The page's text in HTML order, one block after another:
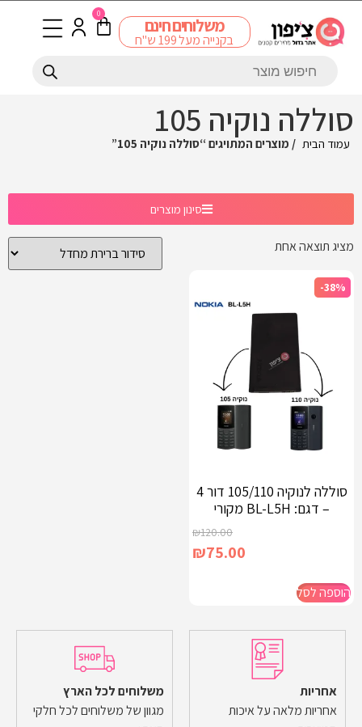
משלוחים חינם
בקנייה מעל 199 ש"ח
0
סוללה נוקיה 105
עמוד הבית / מוצרים המתויגים “סוללה נוקיה 105”
סינון מוצרים
מציג תוצאה אחת
-38%
סוללה לנוקיה 105/110 דור 4
– דגם: BL-L5H מקורי
₪120.00
₪75.00
הוספה לסל
אחריות
אחריות מלאה על איכות
משלוחים לכל הארץ
מגוון של משלוחים לכל חלקי